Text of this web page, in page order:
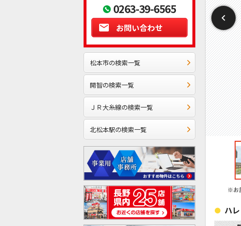
0263-39-6565
お問い合わせ
松本市の検索一覧
開智の検索一覧
ＪＲ大糸線の検索一覧
北松本駅の検索一覧
※お
ハ